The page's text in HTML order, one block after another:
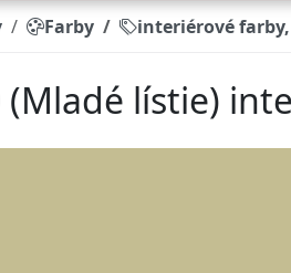
Farby interiérové
(Mladé lístie)